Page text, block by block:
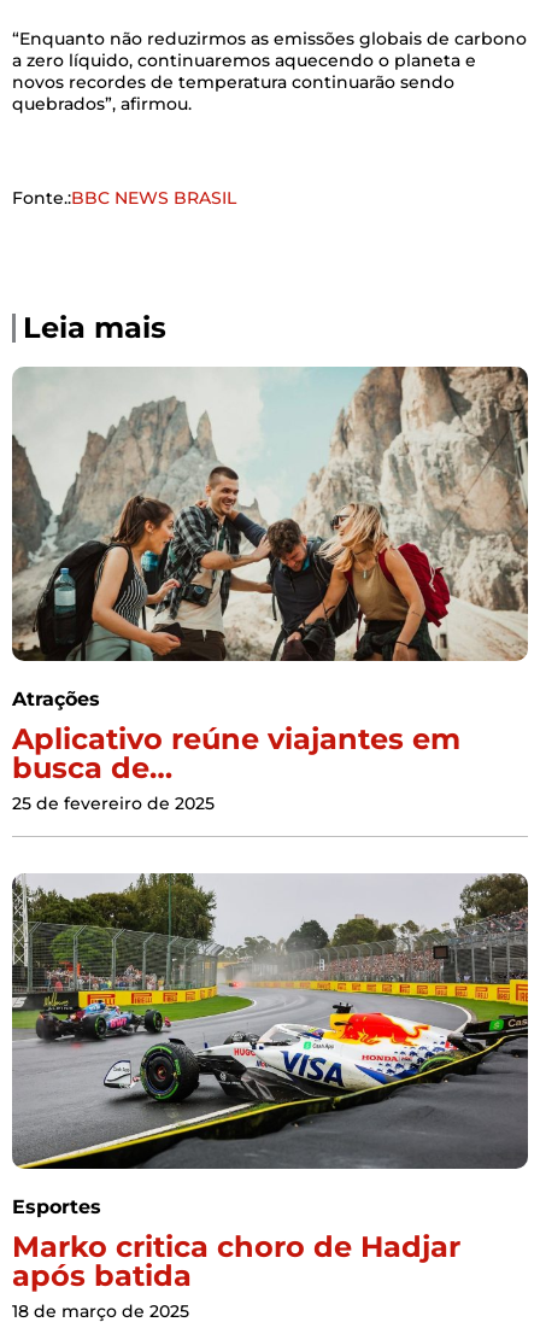
“Enquanto não reduzirmos as emissões globais de carbono
a zero líquido, continuaremos aquecendo o planeta e
novos recordes de temperatura continuarão sendo
quebrados”, afirmou.
Fonte.:BBC NEWS BRASIL
Leia mais
Atrações
Aplicativo reúne viajantes em
busca de…
25 de fevereiro de 2025
Esportes
Marko critica choro de Hadjar
após batida
18 de março de 2025